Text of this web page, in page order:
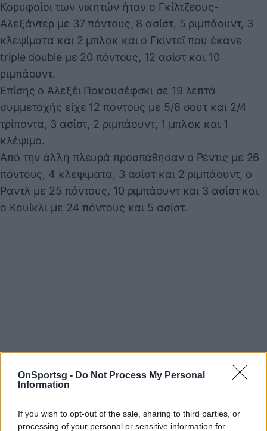
OnSportsg - Do Not Process My Personal
Information
If you wish to opt-out of the sale, sharing to third parties, or
processing of your personal or sensitive information for
Κορυφαίοι των νικητών ήταν ο Γκίλτζεους-
Αλεξάντερ με 37 πόντους, 8 ασίστ, 5 ριμπάουντ, 3
κλεψίματα και 2 μπλοκ και ο Γκίντεϊ που έκανε
triple double με 20 πόντους, 12 ασίστ και 10
ριμπάουντ.
Επίσης ο Αλεξέι Ποκουσέφσκι σε 19 λεπτά
συμμετοχής είχε 12 πόντους με 5/8 σουτ και 2/4
τρίποντα, 3 ασίστ, 2 ριμπάουντ, 1 μπλοκ και 1
κλέψιμο.
Από την άλλη πλευρά προσπάθησαν ο Ρέντις με 26
πόντους, 4 κλεψίματα, 3 ασίστ και 2 ριμπάουντ, ο
Ραντλ με 25 πόντους, 10 ριμπάουντ και 3 ασίστ και
ο Κουίκλι με 24 πόντους και 5 ασίστ.